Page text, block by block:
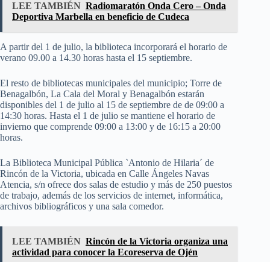
LEE TAMBIÉN Radiomaratón Onda Cero – Onda
Deportiva Marbella en beneficio de Cudeca
A partir del 1 de julio, la biblioteca incorporará el horario de
verano 09.00 a 14.30 horas hasta el 15 septiembre.
El resto de bibliotecas municipales del municipio; Torre de
Benagalbón, La Cala del Moral y Benagalbón estarán
disponibles del 1 de julio al 15 de septiembre de de 09:00 a
14:30 horas. Hasta el 1 de julio se mantiene el horario de
invierno que comprende 09:00 a 13:00 y de 16:15 a 20:00
horas.
La Biblioteca Municipal Pública `Antonio de Hilaria´ de
Rincón de la Victoria, ubicada en Calle Ángeles Navas
Atencia, s/n ofrece dos salas de estudio y más de 250 puestos
de trabajo, además de los servicios de internet, informática,
archivos bibliográficos y una sala comedor.
LEE TAMBIÉN Rincón de la Victoria organiza una
actividad para conocer la Ecoreserva de Ojén